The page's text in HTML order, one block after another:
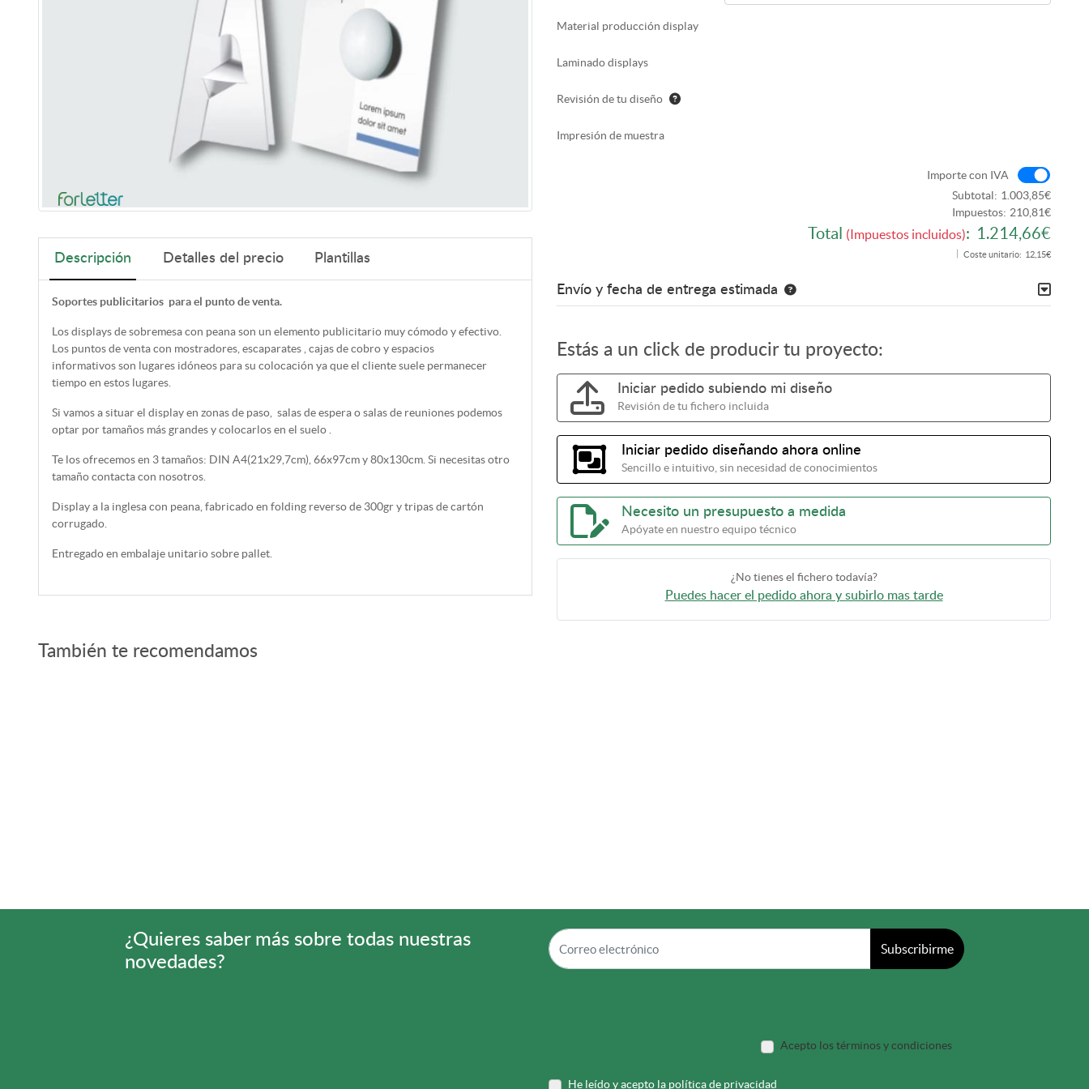
Descripción Detalles del precio Plantillas
Soportes publicitarios para el punto de venta.
Los displays de sobremesa con peana son un elemento publicitario muy cómodo y efectivo.
Los puntos de venta con mostradores, escaparates , cajas de cobro y espacios
informativos son lugares idóneos para su colocación ya que el cliente suele permanecer
tiempo en estos lugares.
Si vamos a situar el display en zonas de paso, salas de espera o salas de reuniones podemos
optar por tamaños más grandes y colocarlos en el suelo .
Te los ofrecemos en 3 tamaños: DIN A4(21x29,7cm), 66x97cm y 80x130cm. Si necesitas otro
tamaño contacta con nosotros.
Display a la inglesa con peana, fabricado en folding reverso de 300gr y tripas de cartón
corrugado.
Entregado en embalaje unitario sobre pallet.
Material producción display
Laminado displays
Revisión de tu diseño
Impresión de muestra
Importe con IVA
Subtotal: 1.003,85€
Impuestos: 210,81€
Total (Impuestos incluidos): 1.214,66€
Coste unitario: 12,15€
Envío y fecha de entrega estimada
Estás a un click de producir tu proyecto:
Iniciar pedido subiendo mi diseño
Revisión de tu fichero incluida
Iniciar pedido diseñando ahora online
Sencillo e intuitivo, sin necesidad de conocimientos
Necesito un presupuesto a medida
Apóyate en nuestro equipo técnico
¿No tienes el fichero todavía?
Puedes hacer el pedido ahora y subirlo mas tarde
También te recomendamos
¿Quieres saber más sobre todas nuestras
novedades?
Subscribirme
Acepto los términos y condiciones
He leído y acepto la política de privacidad